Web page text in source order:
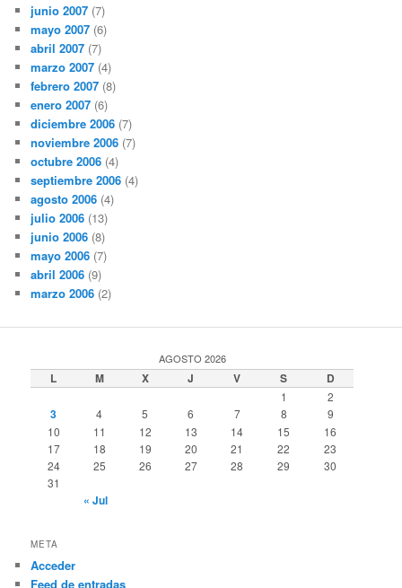
junio 2007 (7)
mayo 2007 (6)
abril 2007 (7)
marzo 2007 (4)
febrero 2007 (8)
enero 2007 (6)
diciembre 2006 (7)
noviembre 2006 (7)
octubre 2006 (4)
septiembre 2006 (4)
agosto 2006 (4)
julio 2006 (13)
junio 2006 (8)
mayo 2006 (7)
abril 2006 (9)
marzo 2006 (2)
AGOSTO 2026
L M X J V S D
1 2
3 4 5 6 7 8
9
10
11 12 13 14 15
16
17
18 19 20 21 22
23
24
25 26 27 28 29
30
31
« Jul
META
Acceder
Feed de entradas